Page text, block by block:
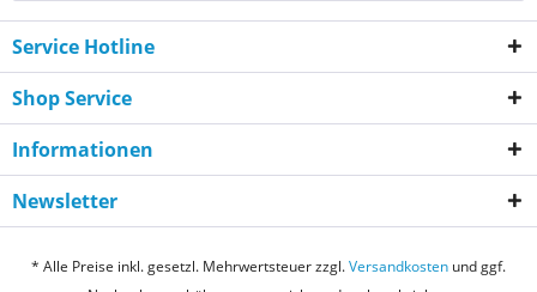
Service Hotline
Shop Service
Informationen
Newsletter
* Alle Preise inkl. gesetzl. Mehrwertsteuer zzgl.Versandkosten und ggf.